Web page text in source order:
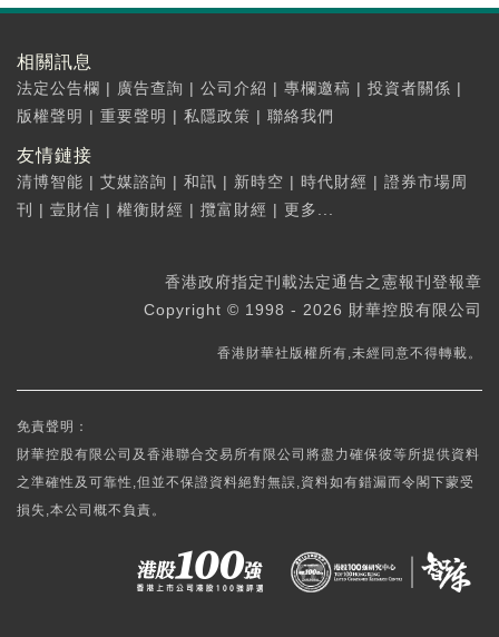
相關訊息
法定公告欄 | 廣告查詢 | 公司介紹 | 專欄邀稿 | 投資者關係 |
版權聲明 | 重要聲明 | 私隱政策 | 聯絡我們
友情鏈接
清博智能 | 艾媒諮詢 | 和訊 | 新時空 | 時代財經 | 證券市場周
刊
| 壹財信 | 權衡財經 | 攬富財經 | 更多...
香港政府指定刊載法定通告之憲報刊登報章
Copyright © 1998 - 2026 財華控股有限公司
香港財華社版權所有,未經同意不得轉載。
免責聲明：
財華控股有限公司及香港聯合交易所有限公司將盡力確保彼等所提供資料
之準確性及可靠性,但並不保證資料絕對無誤,資料如有錯漏而令閣下蒙受
損失,本公司概不負責。